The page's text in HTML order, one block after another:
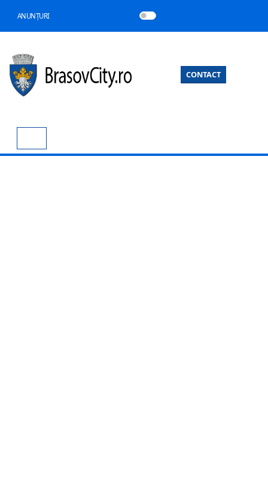
ANUNȚURI
CONTACT